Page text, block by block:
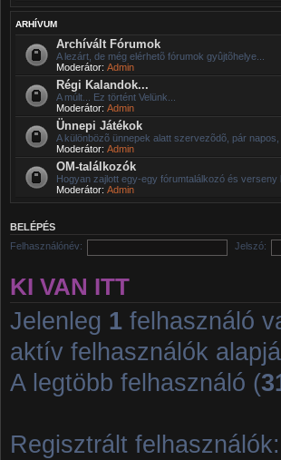
ARHÍVUM
Archívált Fórumok
A lezárt, de még elérhetõ fórumok gyûjtõhelye...
Moderátor: Admin
Régi Kalandok...
A múlt... Ez történt Velünk...
Moderátor: Admin
Ünnepi Játékok
A különbözõ ünnepek alatt szervezõdõ, pár
Moderátor: Admin
OM-találkozók
Hogyan zajlott egy-egy fórumtalálkozó és verseny
Moderátor: Admin
BELÉPÉS
Felhasználónév:
Jelszó:
KI VAN ITT
Jelenleg 1 felhasználó
aktív felhasználók
A legtöbb felhasználó (
Regisztrált felhasználók: